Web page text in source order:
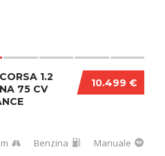
10.499 €
1.2
75 CV
Benzina Manuale